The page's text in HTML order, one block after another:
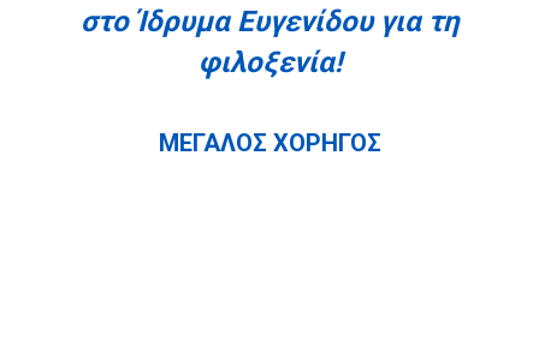
στο Ίδρυμα Ευγενίδου για τη
φιλοξενία!
ΜΕΓΑΛΟΣ ΧΟΡΗΓΟΣ